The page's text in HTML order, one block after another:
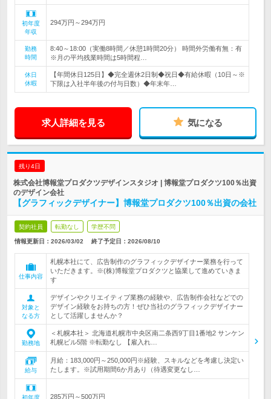
初年度
年収
294万円～294万円
勤務
時間
8:40～18:00（実働8時間／休憩1時間20分） 時間外労働有無：有
※月の平均残業時間は5時間程…
休日
休暇
【年間休日125日】◆完全週休2日制◆祝日◆有給休暇（10日～※
下限は入社半年後の付与日数）◆年末年…
求人詳細を見る 気になる
残り4日
株式会社博報堂プロダクツデザインスタジオ | 博報堂プロダクツ100％出資
のデザイン会社
【グラフィックデザイナー】博報堂プロダクツ100％出資の会社
契約社員 転勤なし 学歴不問
情報更新日：2026/03/02 終了予定日： 2026/08/10
仕事内容
札幌本社にて、広告制作のグラフィックデザイナー業務を行って
いただきます。※(株)博報堂プロダクツと協業して進めていきま
す
対象と
なる方
デザインやクリエイティブ業務の経験や、広告制作会社などでの
デザイン経験をお持ちの方！ぜひ当社のグラフィックデザイナー
として活躍しませんか？
勤務地
＜札幌本社＞ 北海道札幌市中央区南二条西9丁目1番地2 サンケン
札幌ビル5階 ※転勤なし 【雇入れ…
給与
月給：183,000円～250,000円※経験、スキルなどを考慮し決定い
たします。※試用期間6か月あり（待遇変更なし…
初年度
285万円～500万円